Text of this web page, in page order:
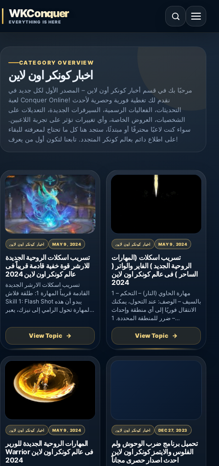
WKConquer
EVERYTHING IS HERE
Open search Open
CATEGORY OVERVIEW
اخبار كونكر اون لاين
مرحبًا بك في قسم أخبار كونكر أون لاين – المصدر الأول لكل جديد في
لعبة Conquer Online! نقدم لك تغطية فورية وحصرية لأحدث
التحديثات، الفعاليات الرسمية، السيرفرات الجديدة، التعديلات على
الشخصيات، العروض الخاصة، وأي تغييرات تؤثر على تجربة اللاعبين.
سواء كنت لاعبًا محترفًا أو مبتدئًا، ستجد هنا كل ما تحتاج لمعرفته للبقاء
على اطلاع دائم بعالم كونكر المتجدد. تابعنا لتكون أول من يعرف!
اخبار كونكر اون لاين MAY 9, 2024
تسريب اسكلات الروحية الجديدة
للارشر قوة خفية قادمة قريباً فى
عالم كونكر اون لاين 2024
تسريب اسكلات الارشر الجديدة
القادمة قريباً المهارة 1: طلقة فلاش
Skill 1: Flash Shot يبدو أن هذه
المهارة تحول الرامي إلى نيزك، يعبر
العدو، وفي الوقت نفسه، تبدو الأسهم
وكأنها تنانين، وتصدم كل الاتجاهات.
عندما استخدم رامي السهام Flash
Shot، تومض شخصيته مثل صاعقة
تخترق سماء الليل، وتتحرك على […]
View Topic
اخبار كونكر اون لاين MAY 9, 2024
تسريب اسكلات (المهارات
الروحية الجديد ) الفاير والواتر (
الساحر ) فى عالم كونكر اون لاين
2024
1 – مهارة الحاوي (النار) – التحكم
بالسيف – الوصف: عند التحول، يمكنك
الانتقال فوريًا إلى أي منطقة وإحداث
ضرر للمنطقة المحددة. 1 –
Taoist(Fire) Skill-Sword Control
– Description: When
transforming, you can teleport to
any area and cause damage to
the selected area. 2 – مهارة
View Topic
اخبار كونكر اون لاين MAY 9, 2024
المهارات الروحية الجديدة للورير
Warrior فى عالم كونكر اون لاين
2024
اخبار كونكر اون لاين DEC 27, 2023
تحميل برنامج ضرب الوحوش ولم
الفلوس والايتمز كونكر اون لاين
احدث اصدار حصرى مجاناً